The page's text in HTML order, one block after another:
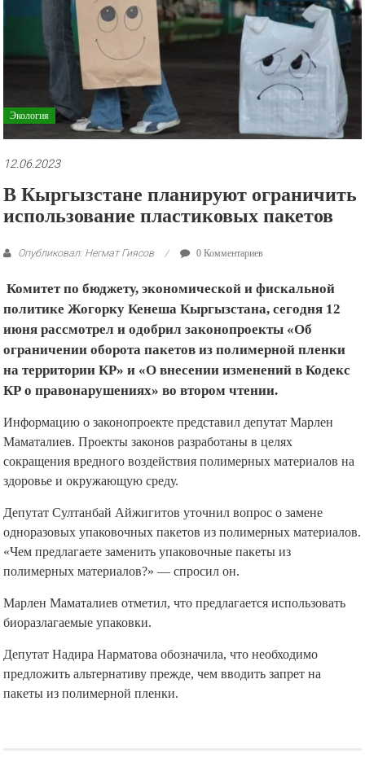
и
Экология
12.06.2023
В Кыргызстане планируют ограничить
использование пластиковых пакетов
Опубликовал: Негмат Гиясов 0 Комментариев
Комитет по бюджету, экономической и фискальной
политике Жогорку Кенеша Кыргызстана, сегодня 12
июня рассмотрел и одобрил законопроекты «Об
ограничении оборота пакетов из полимерной пленки
на территории КР» и «О внесении изменений в Кодекс
КР о правонарушениях» во втором чтении.
Информацию о законопроекте представил депутат Марлен
Маматалиев. Проекты законов разработаны в целях
сокращения вредного воздействия полимерных материалов на
здоровье и окружающую среду.
Депутат Султанбай Айжигитов уточнил вопрос о замене
одноразовых упаковочных пакетов из полимерных материалов.
«Чем предлагаете заменить упаковочные пакеты из
полимерных материалов?» — спросил он.
Марлен Маматалиев отметил, что предлагается использовать
биоразлагаемые упаковки.
Депутат Надира Нарматова обозначила, что необходимо
предложить альтернативу прежде, чем вводить запрет на
пакеты из полимерной пленки.